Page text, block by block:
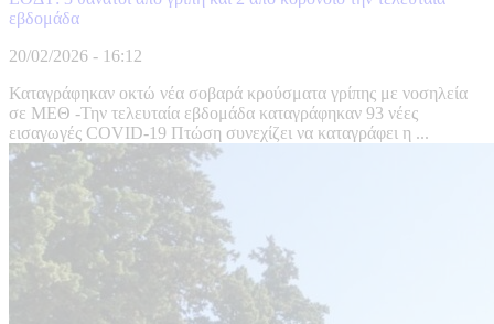
εβδομάδα
20/02/2026 - 16:12
Καταγράφηκαν οκτώ νέα σοβαρά κρούσματα γρίπης με νοσηλεία
σε ΜΕΘ -Την τελευταία εβδομάδα καταγράφηκαν 93 νέες
εισαγωγές COVID-19 Πτώση συνεχίζει να καταγράφει η ...